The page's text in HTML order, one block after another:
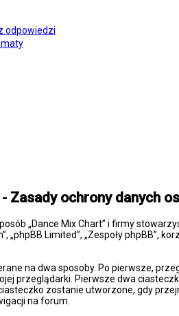
odpowiedzi
Zasady ochrony danych
„Dance Mix Chart” i firmy
„phpBB Limited”, „Zespoły
na dwa sposoby. Po pierwsze,
przeglądarki. Pierwsze dwa
zostanie utworzone, gdy
na forum.